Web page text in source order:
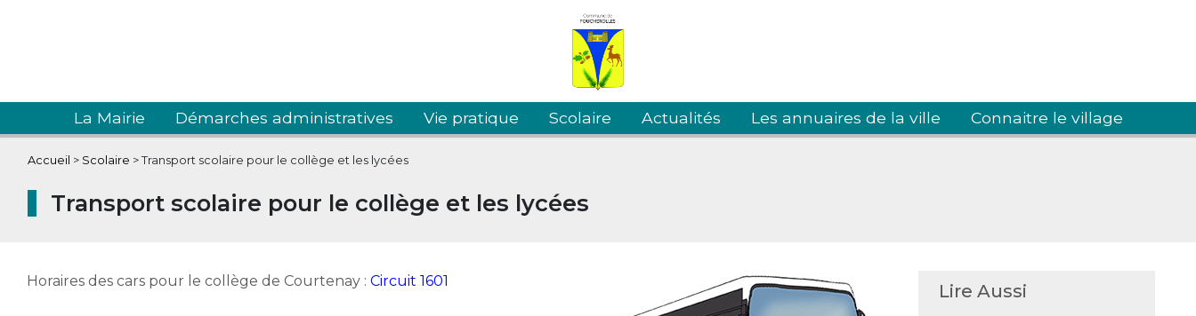
La Mairie Démarches administratives Vie pratique Scolaire Actualités Les annuaires de la ville Connaitre le village
Accueil > Scolaire > Transport scolaire pour le collège et les lycées
Transport scolaire pour le collège et les lycées
Horaires des cars pour le collège de Courtenay : Circuit 1601 Lire Aussi